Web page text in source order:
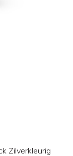
Zilverkleurig